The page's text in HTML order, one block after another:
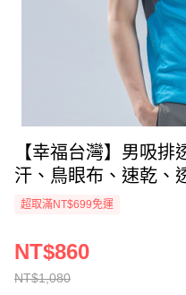
【幸福台灣】男吸
汗、鳥眼布、速乾、
超取滿NT$699免運
NT$1,080
NT$860